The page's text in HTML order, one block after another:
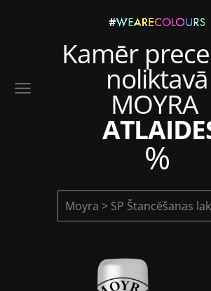
Kamēr
noliktavā
MOYRA
%
Moyra > SP Štancēšanas